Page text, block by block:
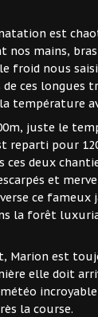
est
nos mains,
froid nous
ces longues
température
juste le
reparti pour
ces deux
et
ce fameux
la forêt
Marion est
elle doit
la course.